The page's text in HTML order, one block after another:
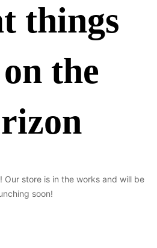
things
the
Our store is in the works and will be
soon!